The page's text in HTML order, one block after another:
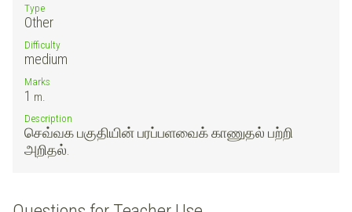
Type
Other
Difficulty
medium
Marks
1 m.
Description
செவ்வக பகுதியின் பரப்பளவைக் காணுதல் பற்றி
அறிதல்.